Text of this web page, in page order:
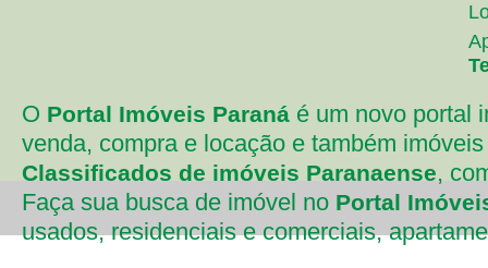
O Portal Imóveis Paraná é um novo portal
venda, compra e locação e também
Classificados de imóveis Paranaense,
Faça sua busca de imóvel no Portal
usados, residenciais e comerciais,